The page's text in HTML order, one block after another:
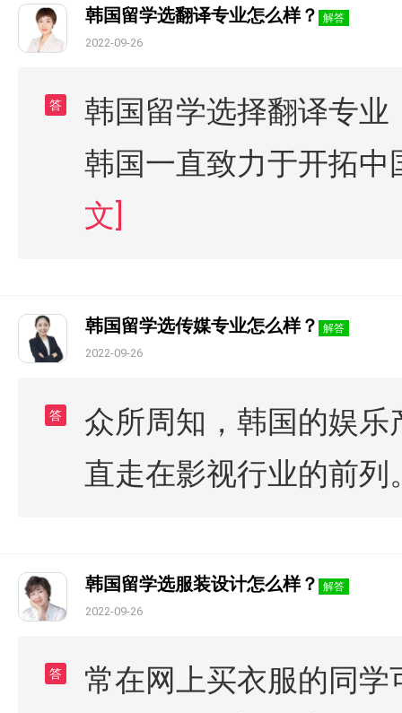
韩国留学选翻译专业怎么样？ 解答
2022-09-26
答
韩国留学选择翻译专
韩国一直致力于开拓
文]
韩国留学选传媒专业怎么样？ 解答
2022-09-26
答
众所周知，韩国的娱
直走在影视行业的前列
韩国留学选服装设计怎么样？ 解答
2022-09-26
答
常在网上买衣服的同学